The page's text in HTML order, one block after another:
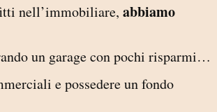
nell’immobiliare, abbiamo
un garage con pochi risparmi…
e possedere un fondo